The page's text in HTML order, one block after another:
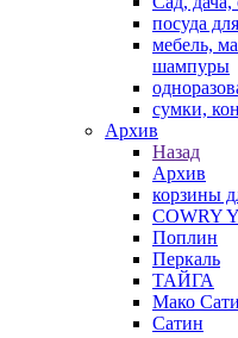
посуда
мебель,
шампуры
сумки,
Архив
Назад
Архив
корзины
COWRY
Поплин
Перкаль
ТАЙГА
Мако
Сатин